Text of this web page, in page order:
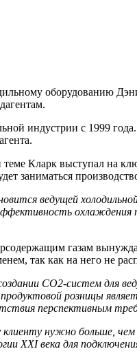
оборудованию
индустрии с 1999
теме Кларк выступал на
заниматься
ведущей
охлаждения
газам
так как на него не
CO2-систем для
розницы
перспективным
нужно больше, чем
XXI века для